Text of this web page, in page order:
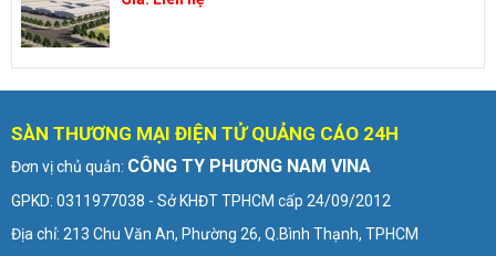
SÀN THƯƠNG MẠI ĐIỆN TỬ QUẢNG CÁO 24H
Đơn vị chủ quản: CÔNG TY PHƯƠNG NAM VINA
GPKD: 0311977038 - Sở KHĐT TPHCM cấp 24/09/2012
Địa chỉ: 213 Chu Văn An, Phường 26, Q.Bình Thạnh, TPHCM